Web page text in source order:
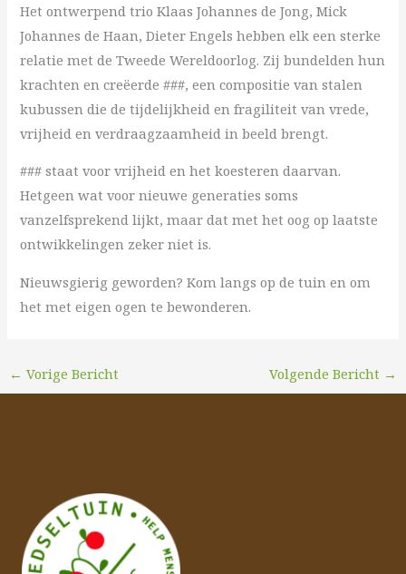
Het ontwerpend trio Klaas Johannes de Jong, Mick
Johannes de Haan, Dieter Engels hebben elk een sterke
relatie met de Tweede Wereldoorlog. Zij bundelden hun
krachten en creëerde ###, een compositie van stalen
kubussen die de tijdelijkheid en fragiliteit van vrede,
vrijheid en verdraagzaamheid in beeld brengt.
### staat voor vrijheid en het koesteren daarvan.
Hetgeen wat voor nieuwe generaties soms
vanzelfsprekend lijkt, maar dat met het oog op laatste
ontwikkelingen zeker niet is.
Nieuwsgierig geworden? Kom langs op de tuin en om
het met eigen ogen te bewonderen.
← Vorige Bericht Volgende Bericht →